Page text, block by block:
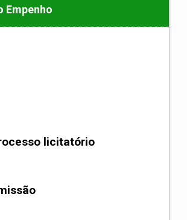
Empenho
licitatório